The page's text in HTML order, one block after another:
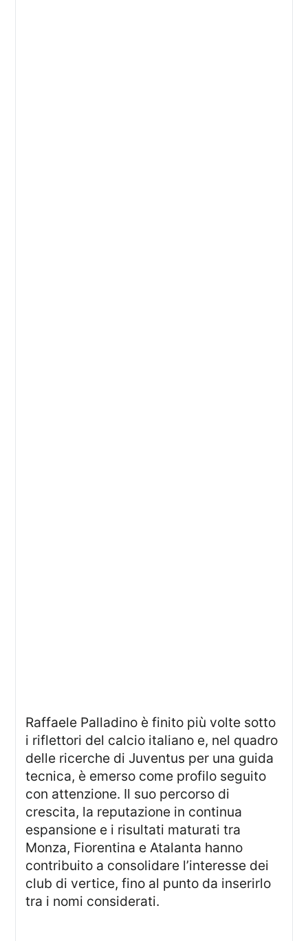
Raffaele Palladino è finito più volte sotto
i riflettori del calcio italiano e, nel quadro
delle ricerche di Juventus per una guida
tecnica, è emerso come profilo seguito
con attenzione. Il suo percorso di
crescita, la reputazione in continua
espansione e i risultati maturati tra
Monza, Fiorentina e Atalanta hanno
contribuito a consolidare l’interesse dei
club di vertice, fino al punto da inserirlo
tra i nomi considerati.